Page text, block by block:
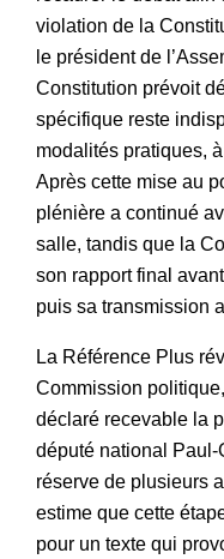
violation de la
le président de
Constitution prévoit
spécifique reste
modalités pratiques,
Après cette mise au
plénière a continué
salle, tandis que la
son rapport final
puis sa transmission
La Référence Plus
Commission
déclaré recevable la
député national
réserve de plusieurs
estime que cette
pour un texte qui